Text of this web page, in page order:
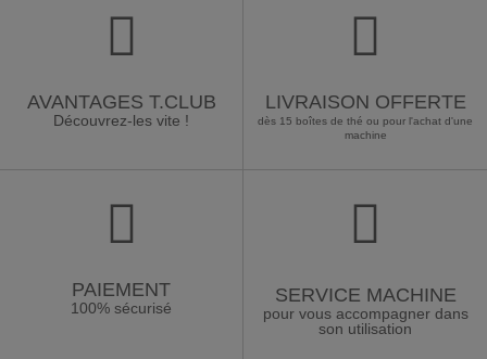
AVANTAGES T.CLUB
Découvrez-les vite !
LIVRAISON OFFERTE
dès 15 boîtes de thé ou pour l'achat d'une
machine
PAIEMENT
100% sécurisé
SERVICE MACHINE
pour vous accompagner dans
son utilisation